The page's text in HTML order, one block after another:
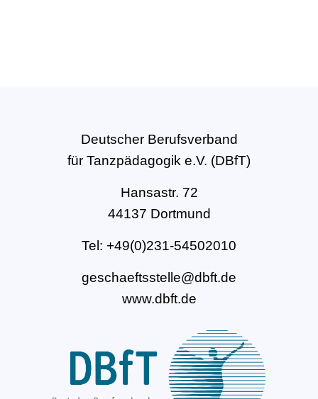
Deutscher Berufsverband
für Tanzpädagogik e.V. (DBfT)
Hansastr. 72
44137 Dortmund
Tel: +49(0)231-54502010
geschaeftsstelle@dbft.de
www.dbft.de